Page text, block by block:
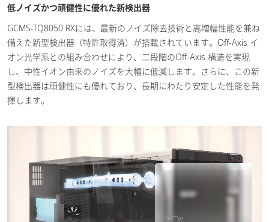
低ノイズかつ頑健性に優れた新検出器
GCMS-TQ8050 RXには、最新のノイズ除去技術と高増幅性能を兼ね
備えた新型検出器（特許取得済）が搭載されています。Off-Axis イ
オン光学系との組み合わせにより、二段階のOff-Axis 構造を実現
し、中性イオン由来のノイズを大幅に低減します。さらに、この新
型検出器は頑健性にも優れており、長期にわたり安定した性能を発
揮します。